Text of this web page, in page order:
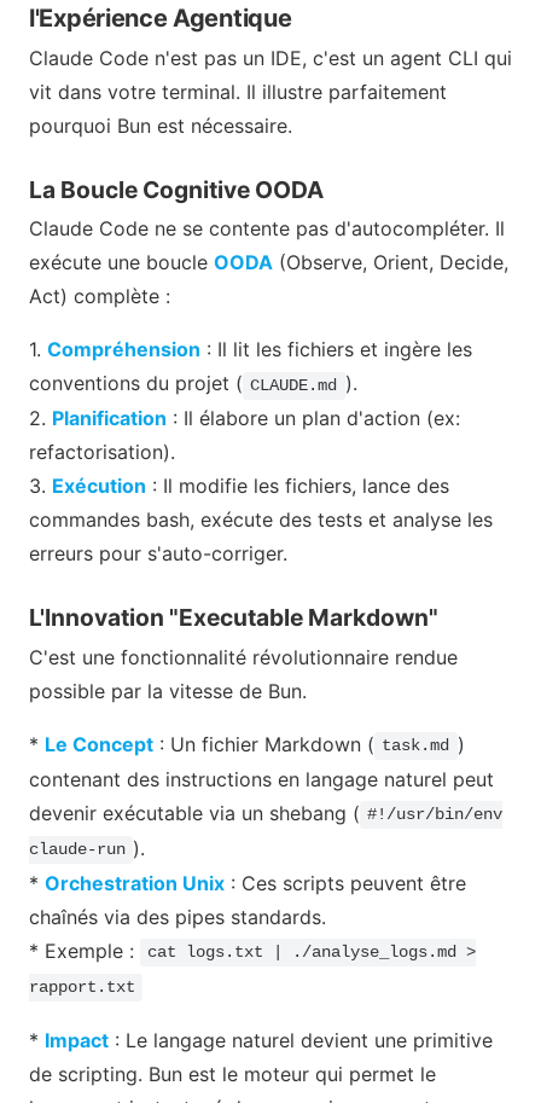
l'Expérience Agentique
Claude Code n'est pas un IDE, c'est un agent CLI qui
vit dans votre terminal. Il illustre parfaitement
pourquoi Bun est nécessaire.
La Boucle Cognitive OODA
Claude Code ne se contente pas d'autocompléter. Il
exécute une boucle OODA (Observe, Orient, Decide,
Act) complète :
1. Compréhension : Il lit les fichiers et ingère les
conventions du projet ( CLAUDE.md ).
2. Planification : Il élabore un plan d'action (ex:
refactorisation).
3. Exécution : Il modifie les fichiers, lance des
commandes bash, exécute des tests et analyse les
erreurs pour s'auto-corriger.
L'Innovation "Executable Markdown"
C'est une fonctionnalité révolutionnaire rendue
possible par la vitesse de Bun.
* Le Concept : Un fichier Markdown ( task.md )
contenant des instructions en langage naturel peut
devenir exécutable via un shebang ( #!/usr/bin/env
claude-run ).
* Orchestration Unix : Ces scripts peuvent être
chaînés via des pipes standards.
* Exemple :
cat logs.txt | ./analyse_logs.md >
rapport.txt
* Impact : Le langage naturel devient une primitive
de scripting. Bun est le moteur qui permet le